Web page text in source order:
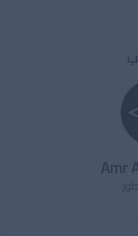
Amr